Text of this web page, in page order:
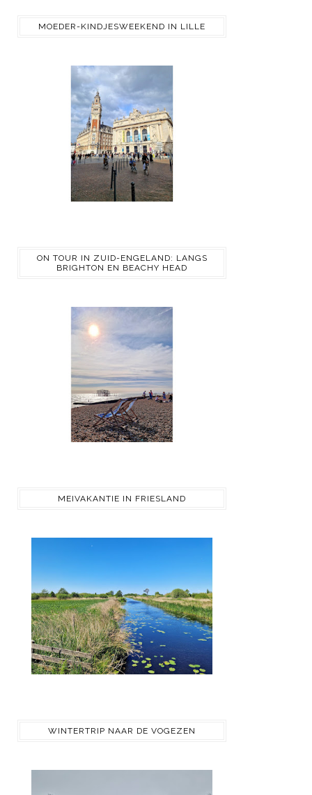
MOEDER-KINDJESWEEKEND IN LILLE
ON TOUR IN ZUID-ENGELAND: LANGS
BRIGHTON EN BEACHY HEAD
MEIVAKANTIE IN FRIESLAND
WINTERTRIP NAAR DE VOGEZEN